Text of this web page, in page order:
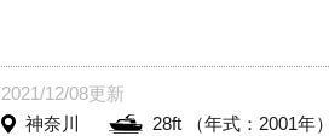
2021/12/08更新
神奈川
28ft （年式：2001年）